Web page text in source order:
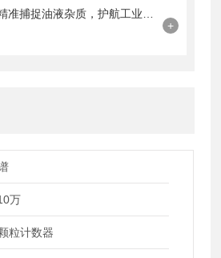
油液颗粒计数器：精准捕捉油液杂质，护航工业设备稳定运行
+
万
粒计数器